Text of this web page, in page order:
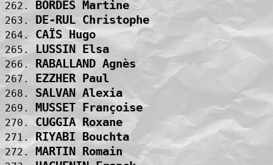
262. BORDES Martine
263. DE-RUL Christophe
264. CAÏS Hugo
265. LUSSIN Elsa
266. RABALLAND Agnès
267. EZZHER Paul
268. SALVAN Alexia
269. MUSSET Françoise
270. CUGGIA Roxane
271. RIYABI Bouchta
272. MARTIN Romain